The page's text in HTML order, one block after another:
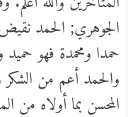
الجوهري; الحمد
حمدا ومحمدة فهو
والحمد أعم من الشكر
المحسن بما أولاه